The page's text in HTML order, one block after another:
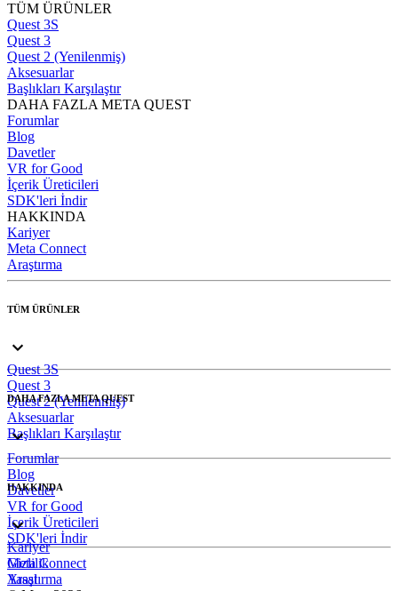
TÜM ÜRÜNLER
Quest 3S
Quest 3
Quest 2 (Yenilenmiş)
Aksesuarlar
Başlıkları Karşılaştır
DAHA FAZLA META QUEST
Forumlar
Blog
Davetler
VR for Good
İçerik Üreticileri
SDK'leri İndir
HAKKINDA
Kariyer
Meta Connect
Araştırma
TÜM ÜRÜNLER
Quest 3S
Quest 3
Quest 2 (Yenilenmiş)
Aksesuarlar
Başlıkları Karşılaştır
DAHA FAZLA META QUEST
Forumlar
Blog
Davetler
VR for Good
İçerik Üreticileri
SDK'leri İndir
HAKKINDA
Kariyer
Meta Connect
Araştırma
Gizlilik
Yasal